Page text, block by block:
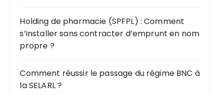
Holding de pharmacie (SPFPL) : Comment
s’installer sans contracter d’emprunt en nom
propre ?
Comment réussir le passage du régime BNC à
la SELARL ?